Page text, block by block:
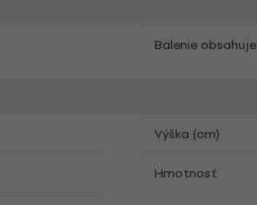
Balenie obsahuje
Výška (cm)
Hmotnosť